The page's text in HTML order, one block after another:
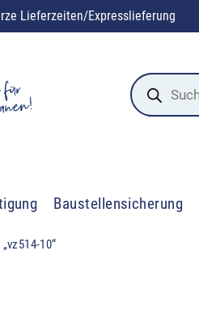
Lieferzeiten/Expresslieferung
Products
search
Baustellensicherung
10“